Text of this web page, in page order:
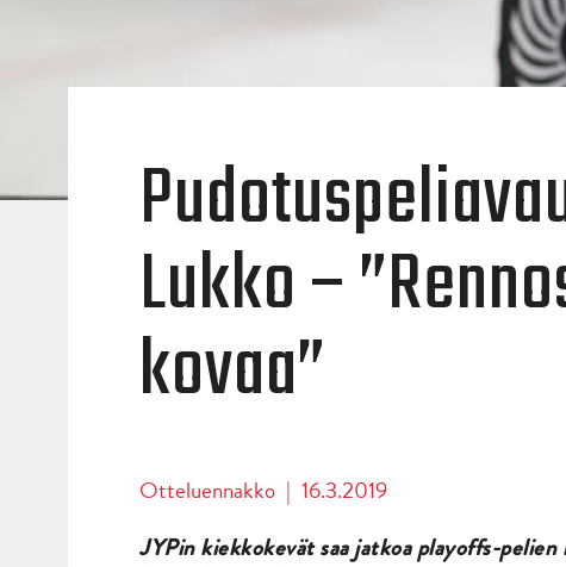
Lukko –
kovaa”
Otteluennakko | 16.3.2019
JYPin kiekkokevät saa jatkoa playoffs-